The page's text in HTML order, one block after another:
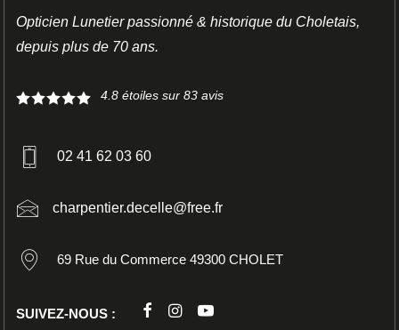
LUNETTES
CUTLER AND GROSS
02 41 62 03 60
charpentier.decelle@free.fr
69 Rue du Commerce 49300 CHOLET
SUIVEZ-NOUS :
Opticien Lunetier passionné & historique du Choletais,
depuis plus de 70 ans.
4.8 étoiles sur 83 avis